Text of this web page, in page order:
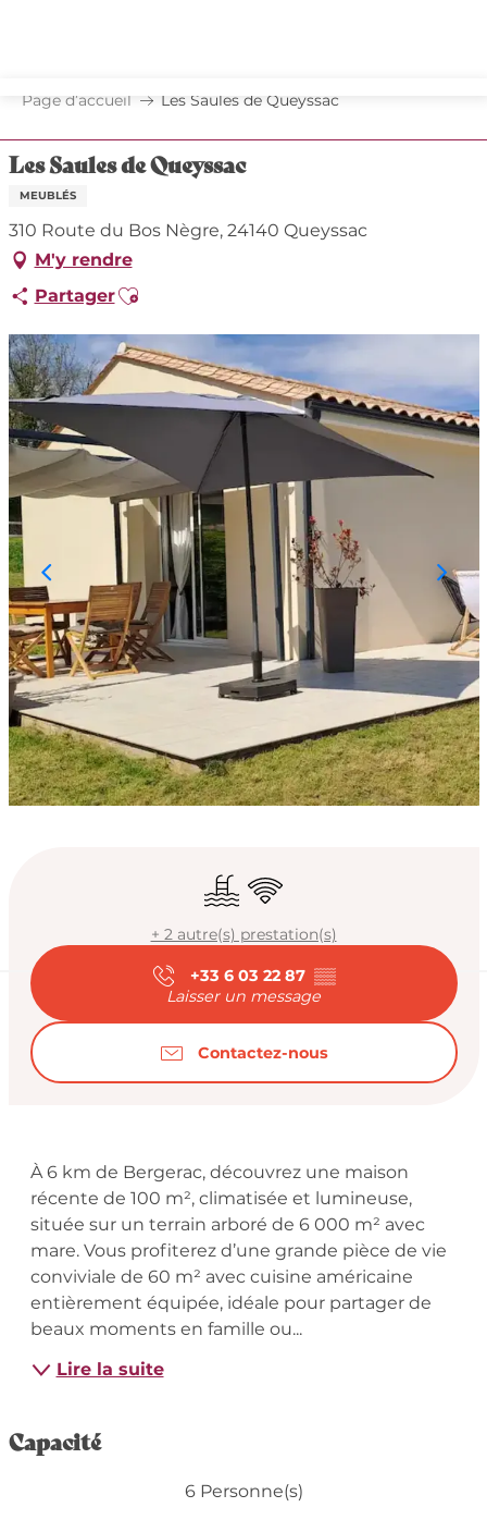
principal
Page d’accueil Les Saules de Queyssac
Les Saules de Queyssac
MEUBLÉS
310 Route du Bos Nègre, 24140 Queyssac
M'y rendre
PartagerAjouter aux favoris
Ouverture et
PiscineWiFi
+ 2 autre(s) prestation(s)
+33 6 03 22 87 ▒▒
Laisser un message
Contactez-nous
Description
À 6 km de Bergerac, découvrez une maison
récente de 100 m², climatisée et lumineuse,
située sur un terrain arboré de 6 000 m² avec
mare. Vous profiterez d’une grande pièce de vie
conviviale de 60 m² avec cuisine américaine
entièrement équipée, idéale pour partager de
beaux moments en famille ou...
Lire la suite
Capacité
6 Personne(s)